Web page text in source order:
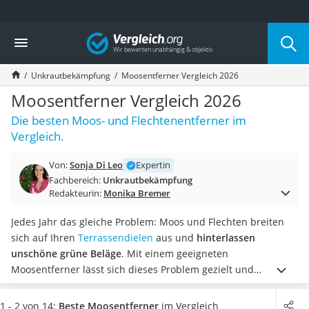
Die beliebtesten Vergleiche nach Kategorie
Baumarkt
Tresor feuerfest
Makita-Akku-Rasenmäher
Kappsäge
Smartes Türschloss
Akku-Rasentrimmer
Feuchtigkeitsmessgerät
Split-Klimaanlage 2 Innengeräte
Pelletofen
Bohrmaschine
Fliesenschneider
Hochdruckreiniger
Doppelschleifer
Überwachungskamera
Benzinrasenmäher mit Elektrostart
Akku-Laubsauger
Vergleich
Unkrautbekämpfung Moosentferner Vergleich 2026
Moosentferner Vergleich 2026
Die besten Moos- und Flechtenentferner im
Vergleich.
Von:Sonja Di Leo
Expertin
Fachbereich: Unkrautbekämpfung
Redakteurin: Monika Bremer
Jedes Jahr das gleiche Problem: Moos und Flechten breiten
sich auf Ihren Terrassendielen aus und hinterlassen
unschöne grüne Beläge. Mit einem geeigneten
Moosentferner lässt sich dieses Problem gezielt und
nachhaltig lösen.Die Wirkungsdauerhängt unter anderem
von der Dosierung des Konzentrats ab. Einige Moosentferner
1 - 2 von 14: Beste Moosentferner im Vergleich